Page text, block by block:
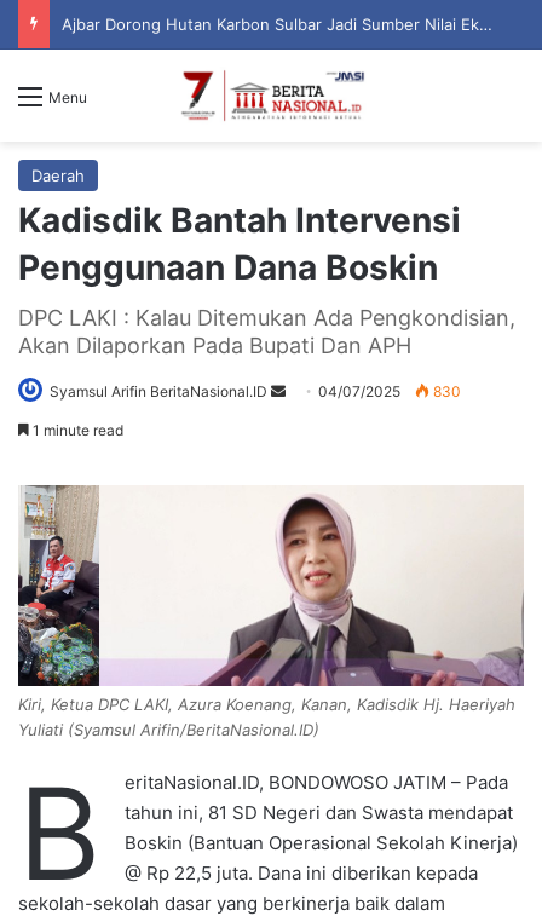
Ajbar Dorong Hutan Karbon Sulbar Jadi Sumber Nilai Ekonomi Berkelanjutan
Menu
Daerah
Kadisdik Bantah Intervensi
Penggunaan Dana Boskin
DPC LAKI : Kalau Ditemukan Ada Pengkondisian,
Akan Dilaporkan Pada Bupati Dan APH
Syamsul Arifin BeritaNasional.ID
a
n
e
m
a
l
04/07/2025 830
1 minute read
Kiri, Ketua DPC LAKI, Azura Koenang, Kanan, Kadisdik Hj. Haeriyah
Yuliati (Syamsul Arifin/BeritaNasional.ID)
B
eritaNasional.ID, BONDOWOSO JATIM – Pada
tahun ini, 81 SD Negeri dan Swasta mendapat
Boskin (Bantuan Operasional Sekolah Kinerja)
@ Rp 22,5 juta. Dana ini diberikan kepada
sekolah-sekolah dasar yang berkinerja baik dalam